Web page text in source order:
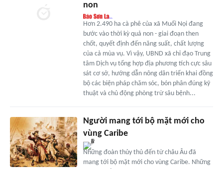
non
Hơn 2.490 ha cà phê của xã Muổi Nọi đang
bước vào thời kỳ quả non - giai đoạn then
chốt, quyết định đến năng suất, chất lượng
của cả mùa vụ. Vì vậy, UBND xã chỉ đạo Trung
tâm Dịch vụ tổng hợp địa phương tích cực sâu
sát cơ sở, hướng dẫn nông dân triển khai đồng
bộ các biện pháp chăm sóc, bón phân đúng kỹ
thuật và chủ động phòng trừ sâu bệnh...
Người mang tới bộ mặt mới cho
vùng Caribe
Những đoàn thủy thủ đến từ châu Âu đã
mang tới bộ mặt mới cho vùng Caribe. Những